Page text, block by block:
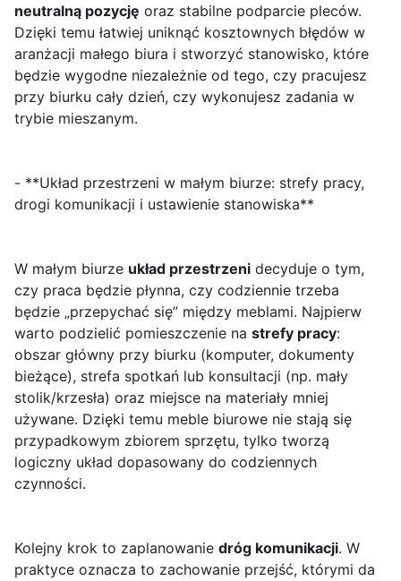
neutralną pozycję oraz stabilne podparcie pleców.
Dzięki temu łatwiej uniknąć kosztownych błędów w
aranżacji małego biura i stworzyć stanowisko, które
będzie wygodne niezależnie od tego, czy pracujesz
przy biurku cały dzień, czy wykonujesz zadania w
trybie mieszanym.
- **Układ przestrzeni w małym biurze: strefy pracy,
drogi komunikacji i ustawienie stanowiska**
W małym biurze układ przestrzeni decyduje o tym,
czy praca będzie płynna, czy codziennie trzeba
będzie „przepychać się” między meblami. Najpierw
warto podzielić pomieszczenie na strefy pracy:
obszar główny przy biurku (komputer, dokumenty
bieżące), strefa spotkań lub konsultacji (np. mały
stolik/krzesła) oraz miejsce na materiały mniej
używane. Dzięki temu meble biurowe nie stają się
przypadkowym zbiorem sprzętu, tylko tworzą
logiczny układ dopasowany do codziennych
czynności.
Kolejny krok to zaplanowanie dróg komunikacji. W
praktyce oznacza to zachowanie przejść, którymi da